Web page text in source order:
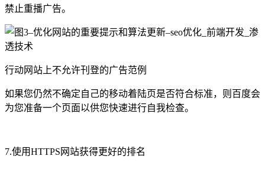
禁止重播广告。
行动网站上不允许刊登的广告范例
如果您仍然不确定自己的移动着陆页是否符合标准，则百度会
为您准备一个页面以供您快速进行自我检查。
7.使用HTTPS网站获得更好的排名